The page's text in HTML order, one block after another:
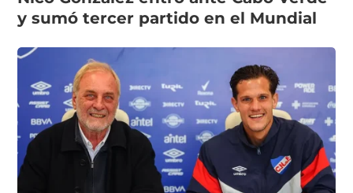
y sumó tercer partido en el Mundial